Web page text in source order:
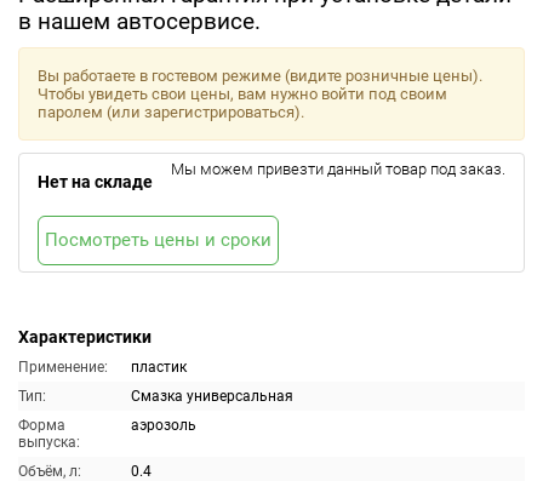
в нашем автосервисе.
Характеристики
Применение:
пластик
Тип:
Смазка универсальная
Форма
выпуска:
аэрозоль
Объём, л:
0.4
Вы работаете в гостевом режиме (видите розничные цены).
Чтобы увидеть свои цены, вам нужно войти под своим
паролем (или зарегистрироваться).
Нет на складе
Мы можем привезти данный товар под заказ.
Посмотреть цены и сроки